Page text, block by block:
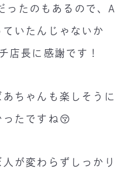
ったのもあるので、A
いたんじゃないか
店長に感謝です！
ちゃんも楽しそうに
たですね😚
が変わらずしっかり